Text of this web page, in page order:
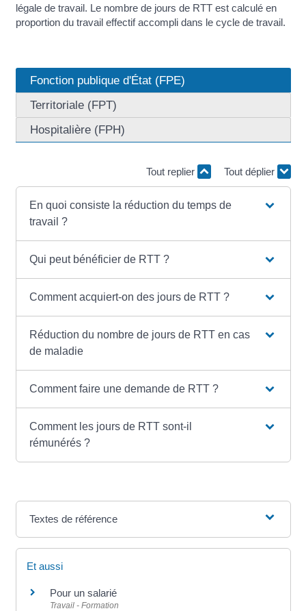
légale de travail. Le nombre de jours de RTT est calculé en
proportion du travail effectif accompli dans le cycle de travail.
Fonction publique d'État (FPE)
Territoriale (FPT)
Hospitalière (FPH)
Tout replier Tout déplier
En quoi consiste la réduction du temps de
travail ?
Qui peut bénéficier de RTT ?
Comment acquiert-on des jours de RTT ?
Réduction du nombre de jours de RTT en cas
de maladie
Comment faire une demande de RTT ?
Comment les jours de RTT sont-il
rémunérés ?
Textes de référence
Et aussi
Pour un salarié
Travail - Formation